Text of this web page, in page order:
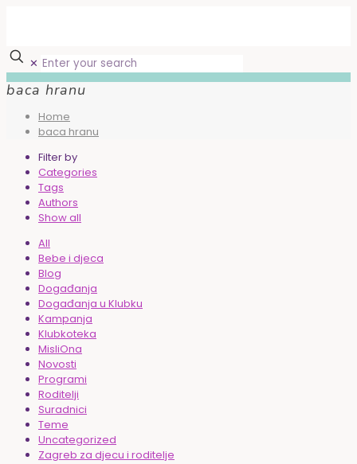
✕
baca hranu
Home
baca hranu
Filter by
Categories
Tags
Authors
Show all
All
Bebe i djeca
Blog
Događanja
Događanja u Klubku
Kampanja
Klubkoteka
MisliOna
Novosti
Programi
Roditelji
Suradnici
Teme
Uncategorized
Zagreb za djecu i roditelje